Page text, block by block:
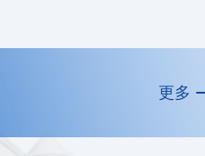
更多